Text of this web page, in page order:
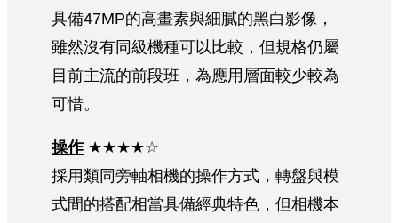
具備47MP的高畫素與細膩的黑白影像，
雖然沒有同級機種可以比較，但規格仍屬
目前主流的前段班，為應用層面較少較為
可惜。
操作 ★★★★☆
採用類同旁軸相機的操作方式，轉盤與模
式間的搭配相當具備經典特色，但相機本